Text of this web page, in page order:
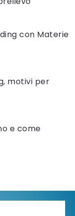
con Materie
motivi per
e come